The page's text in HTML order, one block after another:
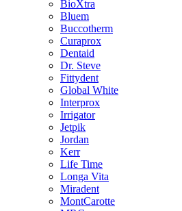
BioXtra
Bluem
Buccotherm
Curaprox
Dentaid
Dr. Steve
Fittydent
Global White
Interprox
Irrigator
Jetpik
Jordan
Kerr
Life Time
Longa Vita
Miradent
MontCarotte